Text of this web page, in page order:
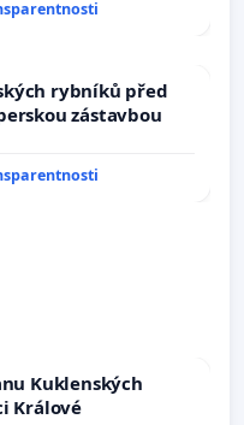
rybníků před
zástavbou
Kuklenských
Králové